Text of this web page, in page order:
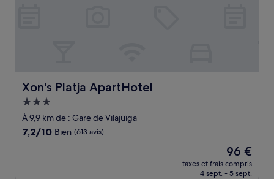
Xon's Platja ApartHotel
Xon's Platja ApartHotel
Hébergement
3.0 étoiles
À 9,9 km de : Gare de Vilajuïga
7.2
7,2/10 Bien (613 avis)
Le
nouveau
prix
96 €
taxes et frais compris
4 sept. - 5 sept.